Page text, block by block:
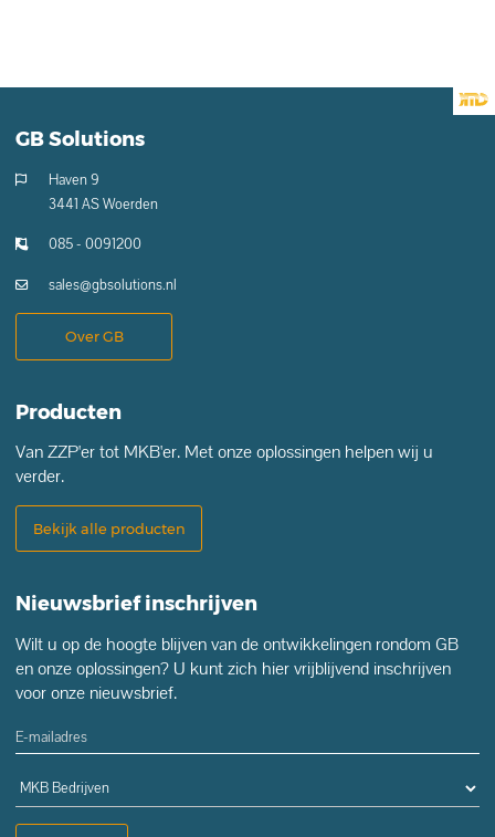
GB Solutions
Haven 9
3441 AS Woerden
085 - 0091200
sales@gbsolutions.nl
Over GB
Producten
Van ZZP'er tot MKB'er. Met onze oplossingen helpen wij u
verder.
Bekijk alle producten
Nieuwsbrief inschrijven
Wilt u op de hoogte blijven van de ontwikkelingen rondom GB
en onze oplossingen? U kunt zich hier vrijblijvend inschrijven
voor onze nieuwsbrief.